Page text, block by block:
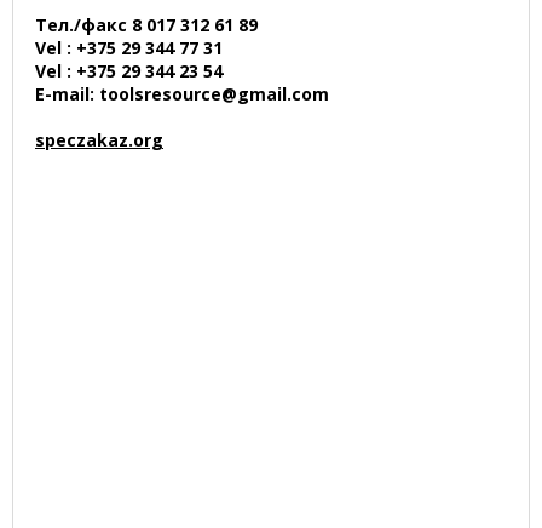
Тел./факс 8 017 312 61 89
Vel : +375 29 344 77 31
Vel : +375 29 344 23 54
E-mail: toolsresource@gmail.com
speczakaz.org